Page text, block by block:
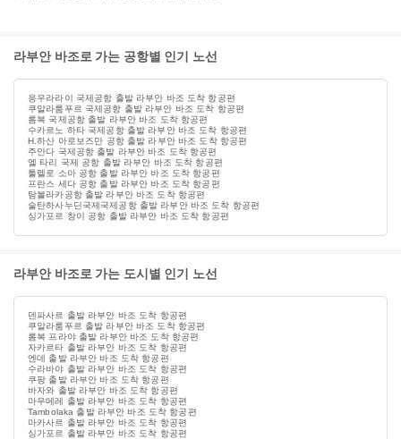
라부안 바조로 가는 공항별 인기 노선
응우라라이 국제공항 출발 라부안 바조 도착 항공편
쿠알라룸푸르 국제공항 출발 라부안 바조 도착 항공편
롬복 국제공항 출발 라부안 바조 도착 항공편
수카르노 하타 국제공항 출발 라부안 바조 도착 항공편
H.하산 아로보즈만 공항 출발 라부안 바조 도착 항공편
주안다 국제공항 출발 라부안 바조 도착 항공편
엘 타리 국제 공항 출발 라부안 바조 도착 항공편
툴렐로 소아 공항 출발 라부안 바조 도착 항공편
프란스 세다 공항 출발 라부안 바조 도착 항공편
탐볼라카공항 출발 라부안 바조 도착 항공편
술탄하사누딘국제국제공항 출발 라부안 바조 도착 항공편
싱가포르 창이 공항 출발 라부안 바조 도착 항공편
라부안 바조로 가는 도시별 인기 노선
덴파사르 출발 라부안 바조 도착 항공편
쿠알라룸푸르 출발 라부안 바조 도착 항공편
롬복 프라야 출발 라부안 바조 도착 항공편
자카르타 출발 라부안 바조 도착 항공편
엔데 출발 라부안 바조 도착 항공편
수라바야 출발 라부안 바조 도착 항공편
쿠팡 출발 라부안 바조 도착 항공편
바자와 출발 라부안 바조 도착 항공편
마우메레 출발 라부안 바조 도착 항공편
Tambolaka 출발 라부안 바조 도착 항공편
마카사르 출발 라부안 바조 도착 항공편
싱가포르 출발 라부안 바조 도착 항공편